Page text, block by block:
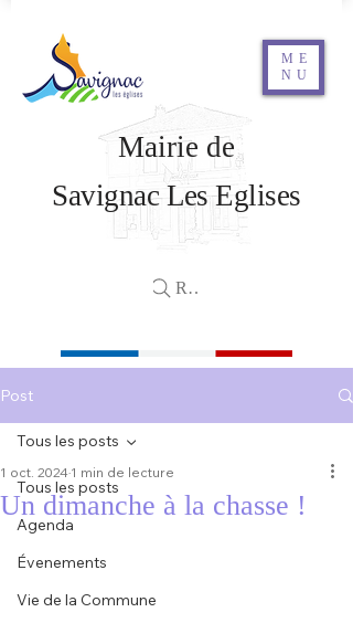
ME
NU
Savignac Les Eglises
Mairie de
Rechercher
Post
Tous les posts
Agenda
Évenements
Vie de la Commune
Tous les posts
Un dimanche à la chasse !
1 oct. 2024 1 min de lecture